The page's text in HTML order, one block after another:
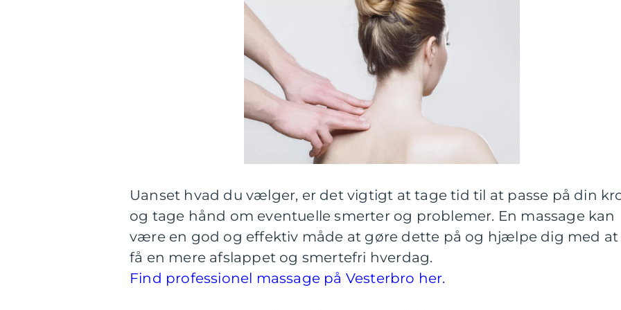
Uanset hvad du vælger, er det vigtigt at tage tid til at passe på din
og tage hånd om eventuelle smerter og problemer. En massage kan
være en god og effektiv måde at gøre dette på og hjælpe dig med at
få en mere afslappet og smertefri hverdag.
Find professionel massage på Vesterbro her.